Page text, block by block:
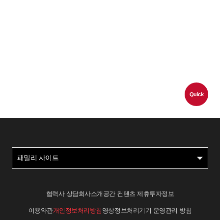
Quick
패밀리 사이트
협력사 상담회사소개 공간 컨텐츠 제휴투자정보
이용약관개인정보처리방침 영상정보처리기기 운영관리 방침